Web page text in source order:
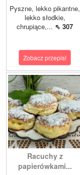
Pyszne, lekko pikantne,
lekko słodkie,
chrupiące,... ⇖ 307
Zobacz przepis!
Racuchy z
papierówkami...